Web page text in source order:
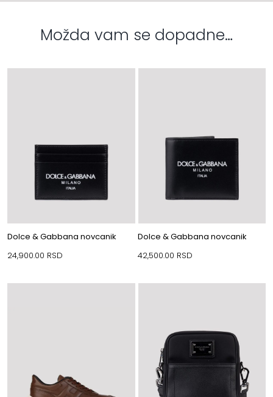
Možda vam se dopadne…
Dolce & Gabbana novcanik
24,900.00 RSD
Dolce & Gabbana novcanik
42,500.00 RSD